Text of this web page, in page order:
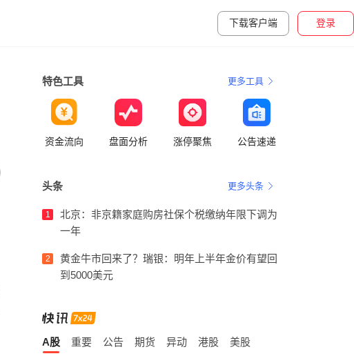
下载客户端 登录
特色工具 更多工具
资金流向 盘面分析 涨停聚焦 公告速递
头条 更多头条
1
北京：非京籍家庭购房社保个税缴纳年限下调为
一年
2
黄金牛市回来了？瑞银：明年上半年金价有望回
到5000美元
A股 重要 公告 期货 异动 港股 美股